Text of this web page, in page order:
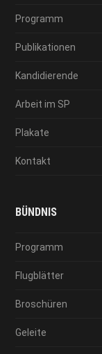
Programm
Publikationen
Kandidierende
Arbeit im SP
Plakate
Kontakt
BÜNDNIS
Programm
Flugblätter
Broschüren
Geleite